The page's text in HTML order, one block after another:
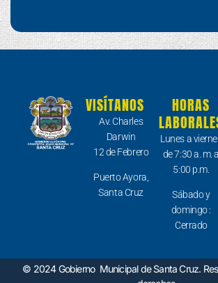
VISÍTANOS
Av. Charles
Darwin
12 de Febrero
Puerto Ayora,
Santa Cruz
HORAS
Lunes a
de 7:30 a. m. a
5:00 p.m.
Sábado y
domingo :
Cerrado
© 2024 Gobierno Municipal de Santa Cruz.